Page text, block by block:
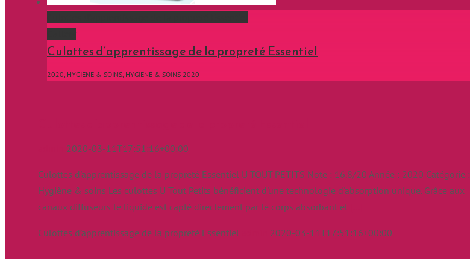
Culottes d’apprentissage de la propreté Essentiel
2020, HYGIENE & SOINS, HYGIENE & SOINS 2020
2020-03-11T17:51:16+00:00
Culottes d'apprentissage de la propreté Essentiel U TOUT PETITS Note : 16.8/20 Année : 2020 Catégorie :
Hygiène & soins Les culottes U Tout Petits bénéficient d'une technologie d'absorption unique. Grâce aux
canaux diffuseurs le liquide est capté directement par le corps absorbant et
Culottes d’apprentissage de la propreté Essentiel 2020-03-11T17:51:16+00:00